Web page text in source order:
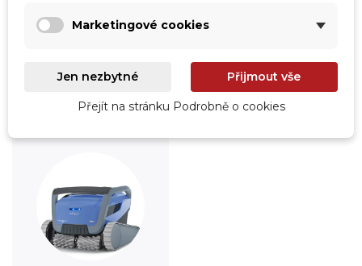
Prohlédnout
Marketingové cookies
Jen nezbytné Přijmout vše
Přejít na stránku Podrobně o cookies